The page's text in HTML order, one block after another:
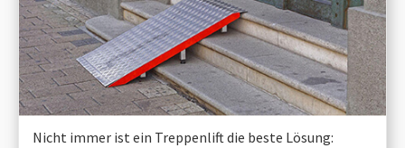
Nicht immer ist ein Treppenlift die beste Lösung: